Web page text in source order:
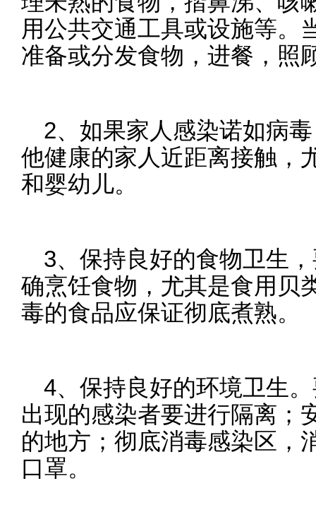
用公共交通工具或设施等。
准备或分发食物，进餐，照
2、如果家人感染诺如病
他健康的家人近距离接触，
和婴幼儿。
3、保持良好的食物卫生
确烹饪食物，尤其是食用贝
毒的食品应保证彻底煮熟。
4、保持良好的环境卫生
出现的感染者要进行隔离；
的地方；彻底消毒感染区，
口罩。